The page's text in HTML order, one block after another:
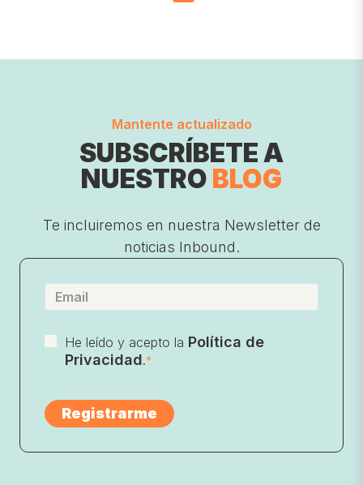
Mantente actualizado
SUBSCRÍBETE A
NUESTRO BLOG
Te incluiremos en nuestra Newsletter de
noticias Inbound.
He leído y acepto la Política de
Privacidad.*